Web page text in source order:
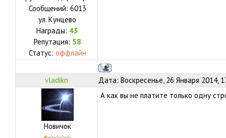
Сообщений: 6013
ул. Кунцево
Награды: 43
Репутация: 58
Статус: оффлайн
vladikn Дата: Воскресенье, 26 Января 2014,
Новичок
А как вы не платите только одну